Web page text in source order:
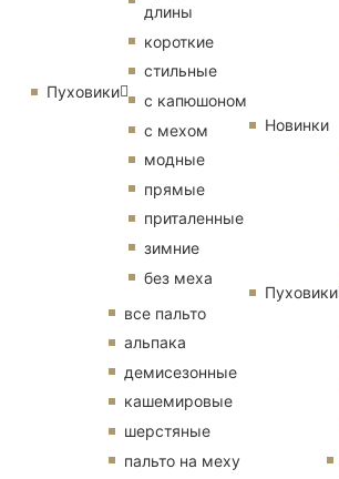
Пуховики
длины
короткие
стильные
с капюшоном
с мехом
модные
прямые
приталенные
зимние
без меха
все пальто
альпака
демисезонные
кашемировые
шерстяные
пальто на меху
Новинки
Пуховики